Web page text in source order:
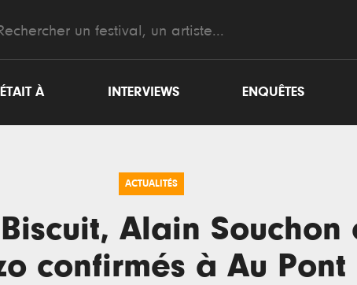
À INTERVIEWS ENQUÊTES
ACTUALITÉS
Alain Souchon
confirmés à Au Pont